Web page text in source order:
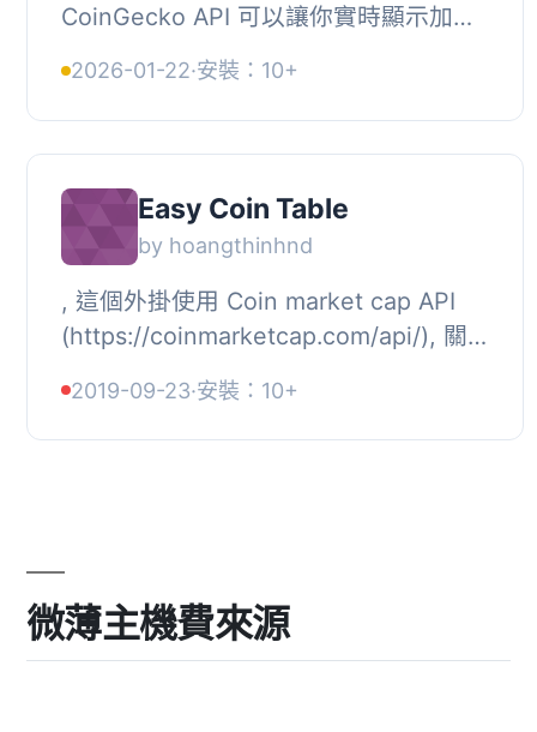
CoinGecko API 可以讓你實時顯示加密
種顯示格式，並不需要 API 金鑰。, , 問
題與答...
2026-01-22·安裝：10+
Easy Coin Table
by hoangthinhnd
, 這個外掛使用 Coin market cap API
(https://coinmarketcap.com/api/), 關
https://coinmarketcap.com/api/terms/,
這個外掛使用 htt...
2019-09-23·安裝：10+
微薄主機費來源